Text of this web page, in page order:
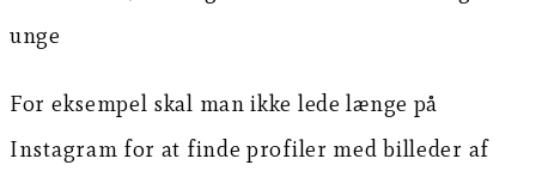
unge
For eksempel skal man ikke lede længe på
Instagram for at finde profiler med billeder af